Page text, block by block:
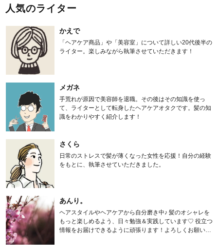
人気のライター
かえで
「ヘアケア商品」や「美容室」について詳しい20代後半の
ライター。楽しみながら執筆させていただきます！
メガネ
手荒れが原因で美容師を退職。その後はその知識を使っ
て、ライターとして転身したヘアケアオタクです。髪の知
識をわかりやすく紹介します！
さくら
日常のストレスで髪が薄くなった女性を応援！自分の経験
をもとに、執筆させていただきました。
あんり。
ヘアスタイルやヘアケアから自分磨き中♪ 髪のオシャレを
もっと楽しめるよう、日々勉強＆実践しています♡ 役立つ
情報をお届けできるように頑張ります！よろしくお願いし